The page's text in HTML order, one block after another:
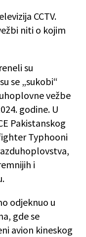
CCTV.
niti o kojim
su
se „sukobi“
vežbe
godine. U
Pakistanskog
Typhooni
i
odjeknuo u
gde se
avion kineskog